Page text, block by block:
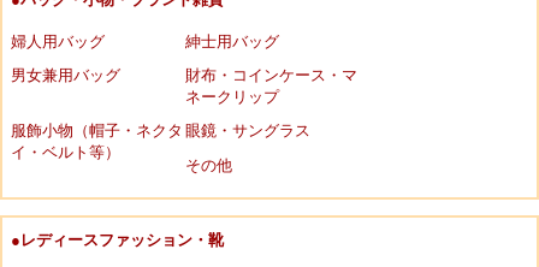
婦人用バッグ
紳士用バッグ
男女兼用バッグ
財布・コインケース・マ
ネークリップ
服飾小物（帽子・ネクタ
イ・ベルト等）
眼鏡・サングラス
その他
●レディースファッション・靴